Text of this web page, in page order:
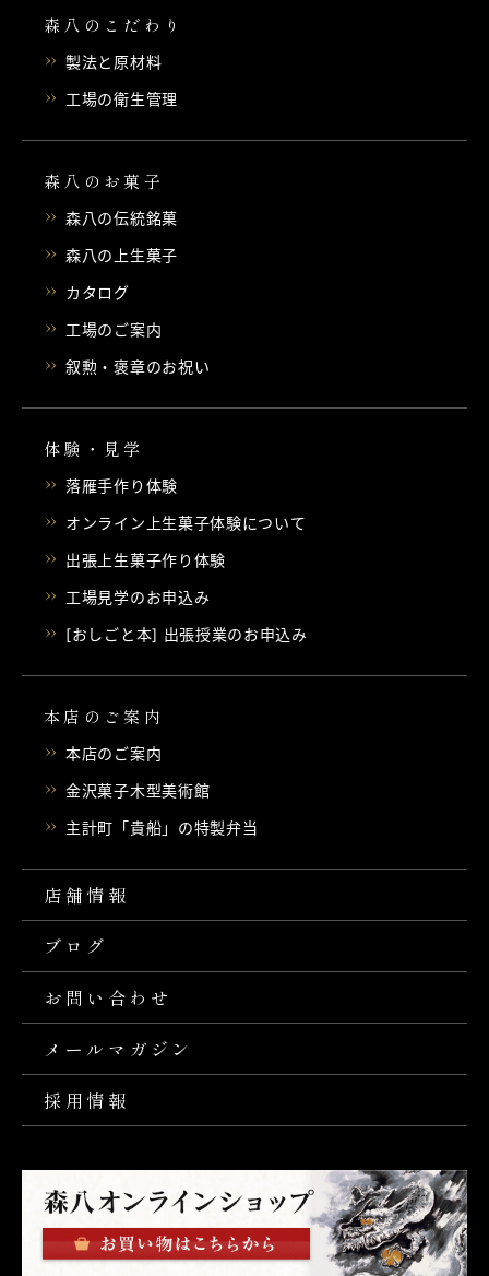
森八のこだわり
製法と原材料
工場の衛生管理
森八のお菓子
森八の伝統銘菓
森八の上生菓子
カタログ
工場のご案内
叙勲・褒章のお祝い
体験・見学
落雁手作り体験
オンライン上生菓子体験について
出張上生菓子作り体験
工場見学のお申込み
[おしごと本] 出張授業のお申込み
本店のご案内
本店のご案内
金沢菓子木型美術館
主計町「貴船」の特製弁当
店舗情報
ブログ
お問い合わせ
メールマガジン
採用情報